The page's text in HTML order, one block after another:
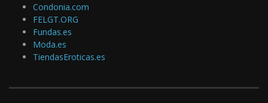
Condonia.com
FELGT.ORG
Fundas.es
Moda.es
TiendasEroticas.es